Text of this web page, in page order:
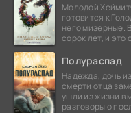
Молодой
готовится к
него мизерные.
сорок лет, и
Полураспад
Надежда, дочь
смерти отца
ушли из жизни в
разговоры о